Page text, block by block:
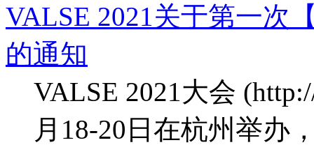
VALSE 2021关于第一次
的通知
VALSE 2021大会
月18-20日在杭州举办